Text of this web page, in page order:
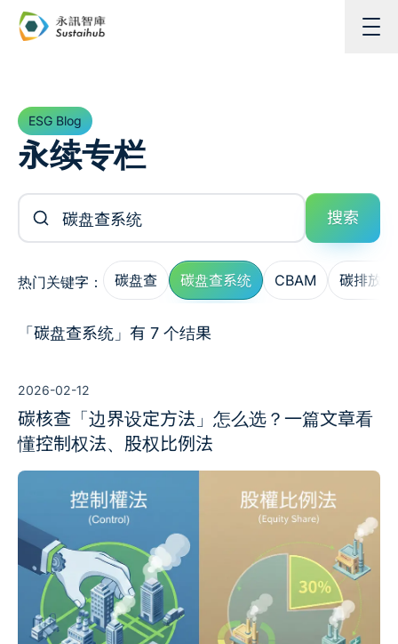
跳至主内容
ESG Blog
永续专栏
搜索文章
搜索
热门关键字： 碳盘查 碳盘查系统 CBAM 碳排放
「碳盘查系统」有 7 个结果
2026-02-12
碳核查「边界设定方法」怎么选？一篇文章看
懂控制权法、股权比例法